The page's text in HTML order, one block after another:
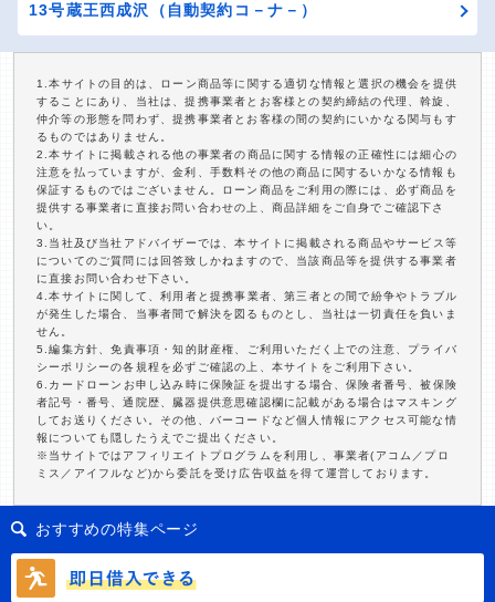
13号蔵王西成沢（自動契約コ－ナ－）
1.本サイトの目的は、ローン商品等に関する適切な情報と選択の機会を提供
することにあり、当社は、提携事業者とお客様との契約締結の代理、斡旋、
仲介等の形態を問わず、提携事業者とお客様の間の契約にいかなる関与もす
るものではありません。
2.本サイトに掲載される他の事業者の商品に関する情報の正確性には細心の
注意を払っていますが、金利、手数料その他の商品に関するいかなる情報も
保証するものではございません。ローン商品をご利用の際には、必ず商品を
提供する事業者に直接お問い合わせの上、商品詳細をご自身でご確認下さ
い。
3.当社及び当社アドバイザーでは、本サイトに掲載される商品やサービス等
についてのご質問には回答致しかねますので、当該商品等を提供する事業者
に直接お問い合わせ下さい。
4.本サイトに関して、利用者と提携事業者、第三者との間で紛争やトラブル
が発生した場合、当事者間で解決を図るものとし、当社は一切責任を負いま
せん。
5.編集方針、免責事項・知的財産権、ご利用いただく上での注意、プライバ
シーポリシーの各規程を必ずご確認の上、本サイトをご利用下さい。
6.カードローンお申し込み時に保険証を提出する場合、保険者番号、被保険
者記号・番号、通院歴、臓器提供意思確認欄に記載がある場合はマスキング
してお送りください。その他、バーコードなど個人情報にアクセス可能な情
報についても隠したうえでご提出ください。
※当サイトではアフィリエイトプログラムを利用し、事業者(アコム／プロ
ミス／アイフルなど)から委託を受け広告収益を得て運営しております。
おすすめの特集ページ